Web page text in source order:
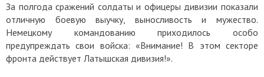
За полгода сражений солдаты и офицеры дивизии показали
отличную боевую выучку, выносливость и мужество.
Немецкому командованию приходилось особо
предупреждать свои войска: «Внимание! В этом секторе
фронта действует Латышская дивизия!».